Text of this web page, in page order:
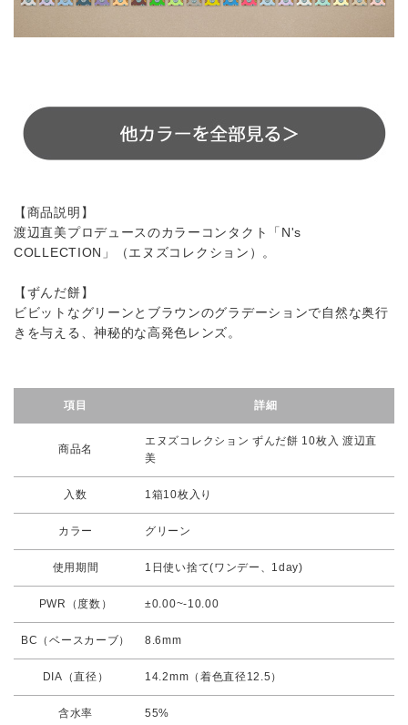
【商品説明】
渡辺直美プロデュースのカラーコンタクト「N's
COLLECTION」（エヌズコレクション）。
【ずんだ餅】
ビビットなグリーンとブラウンのグラデーションで自然な奥行
きを与える、神秘的な高発色レンズ。
項目 詳細
商品名
エヌズコレクション ずんだ餅 10枚入 渡辺直
美
入数 1箱10枚入り
カラー グリーン
使用期間 1日使い捨て(ワンデー、1day)
PWR（度数） ±0.00~-10.00
BC（ベースカーブ） 8.6mm
DIA（直径） 14.2mm（着色直径12.5）
含水率 55%